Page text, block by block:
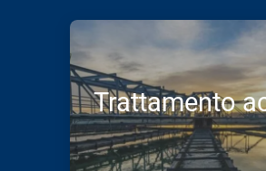
Trattamento